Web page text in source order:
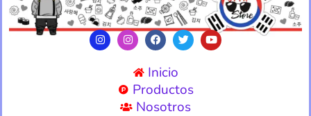
Inicio
Productos
Nosotros